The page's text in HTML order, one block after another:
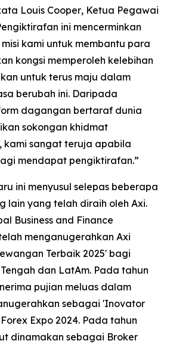
Louis Cooper, Ketua Pegawai
ini mencerminkan
kami untuk membantu para
kongsi memperoleh kelebihan
untuk terus maju dalam
berubah ini. Daripada
dagangan bertaraf dunia
sokongan khidmat
kami sangat teruja apabila
mendapat pengiktirafan.”
ini menyusul selepas beberapa
lain yang telah diraih oleh Axi.
Business and Finance
menganugerahkan Axi
Terbaik 2025' bagi
dan LatAm. Pada tahun
pujian meluas dalam
sebagai 'Inovator
Expo 2024. Pada tahun
dinamakan sebagai Broker